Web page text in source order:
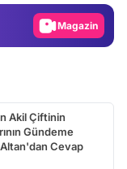
Video
Akil Çiftinin
Gündeme
Cevap